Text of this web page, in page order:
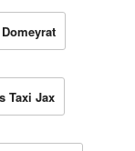
Taxi Jax